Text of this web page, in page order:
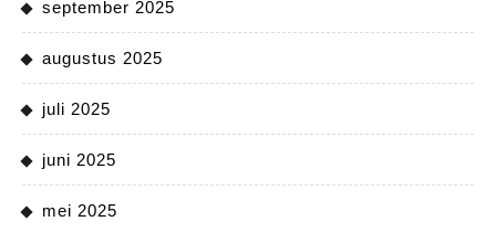
september 2025
augustus 2025
juli 2025
juni 2025
mei 2025